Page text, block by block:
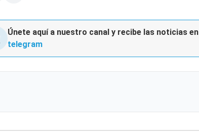
Únete aquí a nuestro canal y recibe las noticias en
telegram